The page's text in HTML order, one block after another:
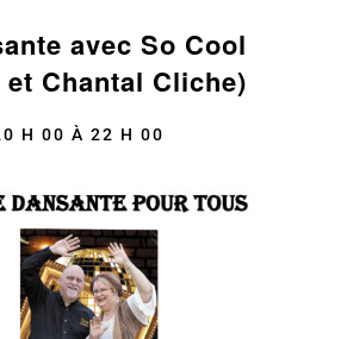
avec So Cool
Chantal Cliche)
H 00 À 22 H 00